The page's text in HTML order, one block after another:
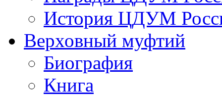
История ЦДУМ
Верховный муфтий
Биография
Книга